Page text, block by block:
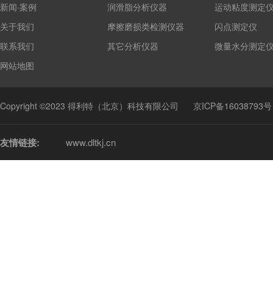
新闻·案例
关于我们
联系我们
网站地图
润滑脂分析仪器
摩擦磨损类检测仪器
其它分析仪器
运动粘度测定
闪点测定仪
微量水分测定
Copyright ©2023 得利特（北京）科技有限公司 京ICP备16038793号
友情链接: www.dltkj.cn